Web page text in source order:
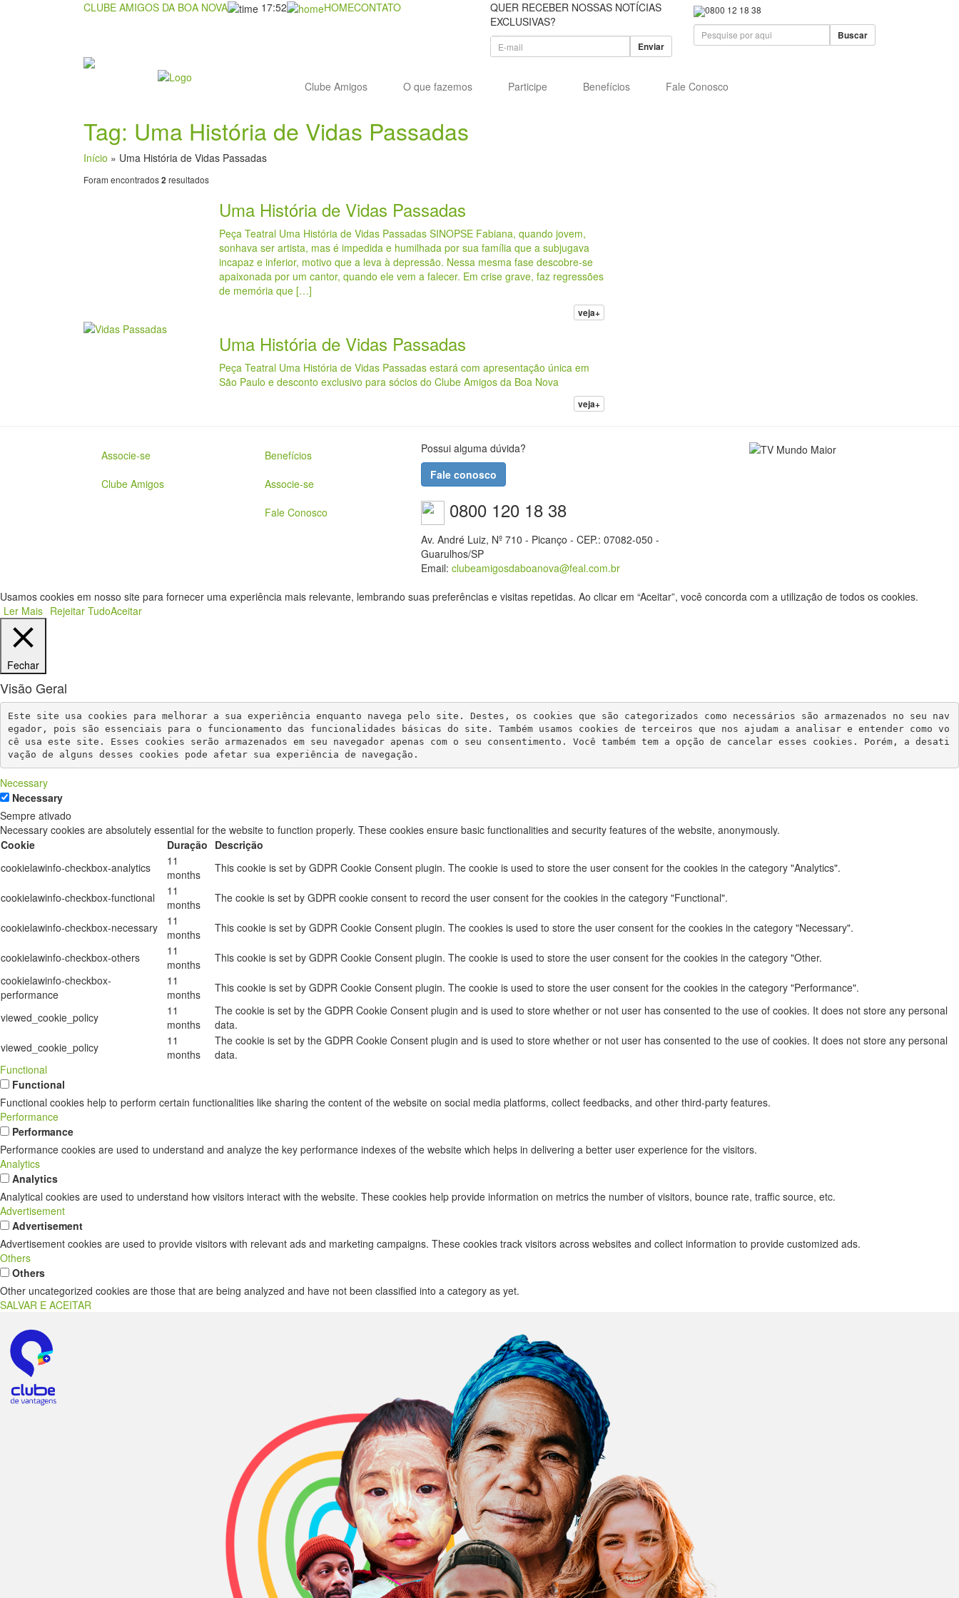
CLUBE AMIGOS DA BOA NOVA 17:52 HOMECONTATO
QUER RECEBER NOSSAS NOTÍCIAS
EXCLUSIVAS?
0800 12 18 38
Buscar
Clube Amigos O que fazemos Participe Benefícios Fale Conosco
Tag: Uma História de Vidas Passadas
Início » Uma História de Vidas Passadas
Foram encontrados2 resultados
Uma História de Vidas Passadas
Peça Teatral Uma História de Vidas Passadas SINOPSE Fabiana, quando jovem,
sonhava ser artista, mas é impedida e humilhada por sua família que a subjugava
incapaz e inferior, motivo que a leva à depressão. Nessa mesma fase descobre-se
apaixonada por um cantor, quando ele vem a falecer. Em crise grave, faz regressões
de memória que […]
veja+
Uma História de Vidas Passadas
Peça Teatral Uma História de Vidas Passadas estará com apresentação única em
São Paulo e desconto exclusivo para sócios do Clube Amigos da Boa Nova
veja+
Associe-se
Clube Amigos
Benefícios
Associe-se
Fale Conosco
Possui alguma dúvida?
Fale conosco
0800 120 18 38
Av. André Luiz, Nº 710 - Picanço - CEP.: 07082-050 -
Guarulhos/SP
Email: clubeamigosdaboanova@feal.com.br
Usamos cookies em nosso site para fornecer uma experiência mais relevante, lembrando suas preferências e visitas repetidas. Ao clicar em “Aceitar”, você concorda com a utilização de todos os cookies.
Ler Mais Rejeitar TudoAceitar
Fechar
Visão Geral
Este site usa cookies para melhorar a sua experiência enquanto navega pelo site. Destes, os cookies que são categorizados como necessários são armazenados no seu nav
egador, pois são essenciais para o funcionamento das funcionalidades básicas do site. Também usamos cookies de terceiros que nos ajudam a analisar e entender como vo
cê usa este site. Esses cookies serão armazenados em seu navegador apenas com o seu consentimento. Você também tem a opção de cancelar esses cookies. Porém, a desati
vação de alguns desses cookies pode afetar sua experiência de navegação.
Necessary
Necessary
Sempre ativado
Necessary cookies are absolutely essential for the website to function properly. These cookies ensure basic functionalities and security features of the website, anonymously.
Cookie
Duração Descrição
cookielawinfo-checkbox-analytics
11
months
This cookie is set by GDPR Cookie Consent plugin. The cookie is used to store the user consent for the cookies in the category "Analytics".
cookielawinfo-checkbox-functional
11
months
The cookie is set by GDPR cookie consent to record the user consent for the cookies in the category "Functional".
cookielawinfo-checkbox-necessary
11
months
This cookie is set by GDPR Cookie Consent plugin. The cookies is used to store the user consent for the cookies in the category "Necessary".
cookielawinfo-checkbox-others
11
months
This cookie is set by GDPR Cookie Consent plugin. The cookie is used to store the user consent for the cookies in the category "Other.
cookielawinfo-checkbox-
performance
11
months
This cookie is set by GDPR Cookie Consent plugin. The cookie is used to store the user consent for the cookies in the category "Performance".
viewed_cookie_policy
11
months
The cookie is set by the GDPR Cookie Consent plugin and is used to store whether or not user has consented to the use of cookies. It does not store any personal
data.
viewed_cookie_policy
11
months
The cookie is set by the GDPR Cookie Consent plugin and is used to store whether or not user has consented to the use of cookies. It does not store any personal
data.
Functional
Functional
Functional cookies help to perform certain functionalities like sharing the content of the website on social media platforms, collect feedbacks, and other third-party features.
Performance
Performance
Performance cookies are used to understand and analyze the key performance indexes of the website which helps in delivering a better user experience for the visitors.
Analytics
Analytics
Analytical cookies are used to understand how visitors interact with the website. These cookies help provide information on metrics the number of visitors, bounce rate, traffic source, etc.
Advertisement
Advertisement
Advertisement cookies are used to provide visitors with relevant ads and marketing campaigns. These cookies track visitors across websites and collect information to provide customized ads.
Others
Others
Other uncategorized cookies are those that are being analyzed and have not been classified into a category as yet.
SALVAR E ACEITAR